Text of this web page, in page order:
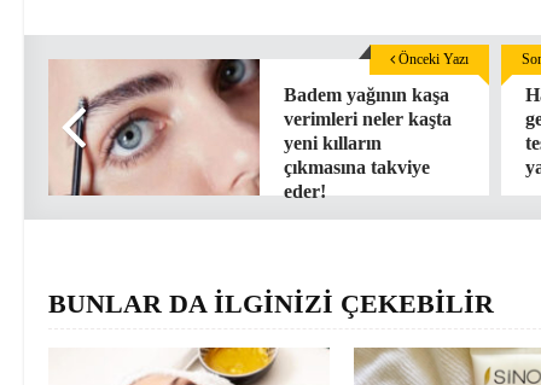
Badem yağının kaşa
verimleri neler kaşta
yeni kılların
çıkmasına takviye
eder!
Önceki Yazı
BUNLAR DA İLGİNİZİ ÇEKEBİLİR